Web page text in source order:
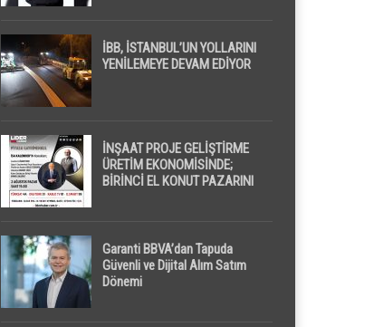
Dikkat Çekti
İBB, İSTANBUL’UN YOLLARINI
YENİLEMEYE DEVAM EDİYOR
İNŞAAT PROJE GELİŞTİRME
ÜRETİM EKONOMİSİNDE;
BİRİNCİ EL KONUT PAZARINI
Garanti BBVA’dan Tapuda
Güvenli ve Dijital Alım Satım
Dönemi